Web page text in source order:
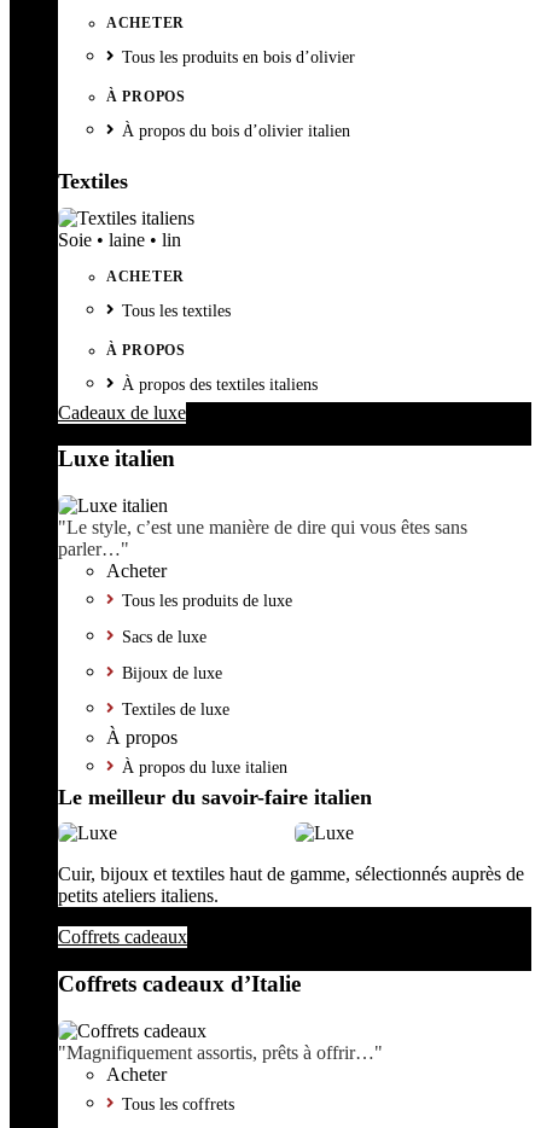
ACHETER
Tous les produits en bois d’olivier
À PROPOS
À propos du bois d’olivier italien
Textiles
Soie • laine • lin
ACHETER
Tous les textiles
À PROPOS
À propos des textiles italiens
Cadeaux de luxe
Luxe italien
"Le style, c’est une manière de dire qui vous êtes sans
parler…"
Acheter
Tous les produits de luxe
Sacs de luxe
Bijoux de luxe
Textiles de luxe
À propos
À propos du luxe italien
Le meilleur du savoir-faire italien
Cuir, bijoux et textiles haut de gamme, sélectionnés auprès de
petits ateliers italiens.
Coffrets cadeaux
Coffrets cadeaux d’Italie
"Magnifiquement assortis, prêts à offrir…"
Acheter
Tous les coffrets